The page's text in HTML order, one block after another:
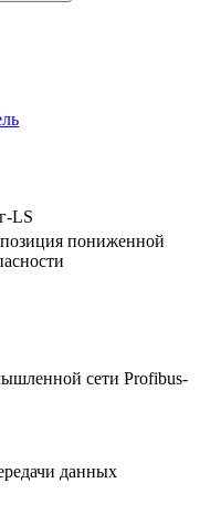
LS
пониженной
сети Profibus-
данных